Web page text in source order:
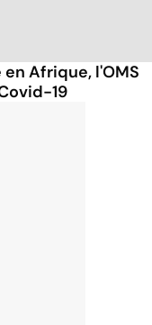
Afrique, l'OMS
19